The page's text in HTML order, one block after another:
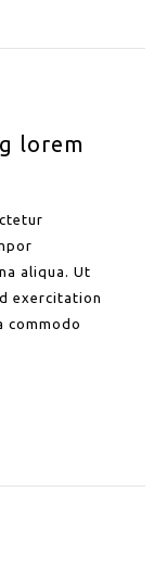
lorem
aliqua. Ut
exercitation
commodo